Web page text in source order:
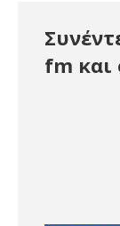
fm και